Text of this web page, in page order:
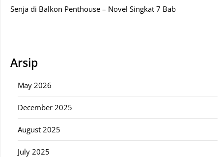
Senja di Balkon Penthouse – Novel Singkat 7 Bab
Arsip
May 2026
December 2025
August 2025
July 2025